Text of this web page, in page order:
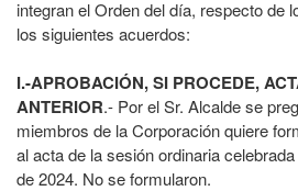
integran el Orden del día, respecto de
los siguientes acuerdos:
I.-APROBACIÓN, SI PROCEDE,
ANTERIOR.- Por el Sr. Alcalde se
miembros de la Corporación quiere
al acta de la sesión ordinaria
de 2024. No se formularon.